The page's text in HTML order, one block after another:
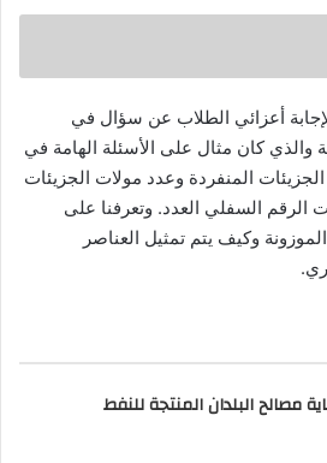
أعزائي الطلاب عن سؤال في
والذي كان مثال على الأسئلة الهامة في
المنفردة وعدد مولات الجزيئات
الرقم السفلي العدد. وتعرفنا على
وكيف يتم تمثيل العناصر
البلدان المنتجة للنفط